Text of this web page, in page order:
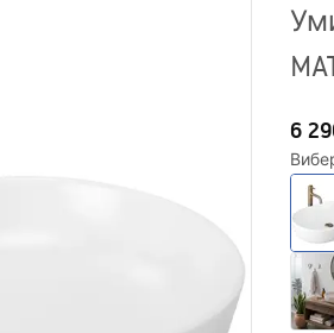
6